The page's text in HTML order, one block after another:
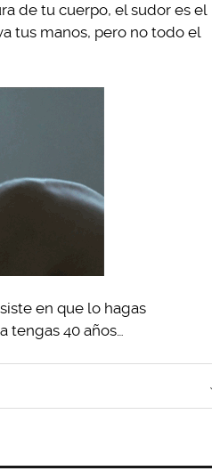
de tu cuerpo, el sudor es el
tus manos, pero no todo el
en que lo hagas
tengas 40 años…